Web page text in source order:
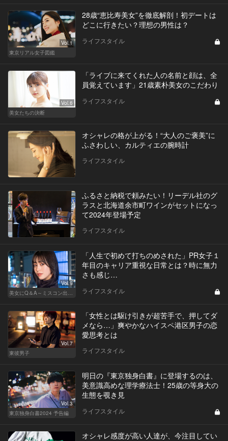
Vol.1
東京リアル女子図鑑
28歳“恵比寿美女”を徹底解剖！初デートは
どこに行きたい？理想の男性は？
ライフスタイル
Vol.6
美女たちの決断
「ライブに来てくれた人の名前と顔は、全
員覚えています」21歳素朴美女のこだわり
ライフスタイル
オシャレの格が上がる！“大人のご褒美”に
ふさわしい、カルティエの腕時計
ライフスタイル
ふるさと納税で頼みたい！リーデル社のグ
ラスと北海道余市町ワインがセットになっ
て2024年登場予定
ライフスタイル
Vol.9
「人生で初めて打ちのめされた」PR女子１
年目のキャリア重視な日常とは？時に無力
さも感じ…
ライフスタイル
Vol.7
東彼男子
「女性とは駆け引きが超苦手で、押してダ
メなら…」爽やかなハイスペ港区男子の恋
愛思考とは
ライフスタイル
Vol.3
東京独身白書2024 予告編
明日の『東京独身白書』に登場するのは、
美意識高めな理学療法士！25歳の等身大の
生態を覗き見
ライフスタイル
オシャレ感度が高い人達が、今注目してい